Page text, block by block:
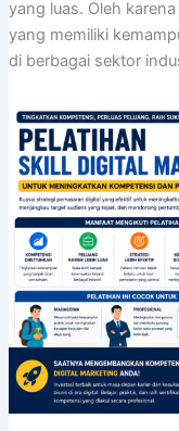
yang luas. Oleh
yang memiliki
di berbagai sektor